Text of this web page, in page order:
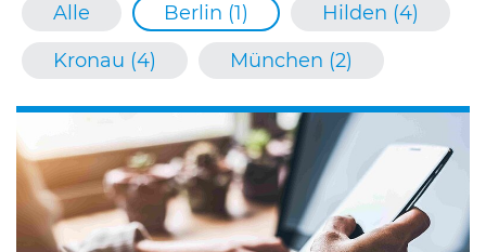
Alle Berlin (1)
Hilden (4)
Kronau (4)
München (2)